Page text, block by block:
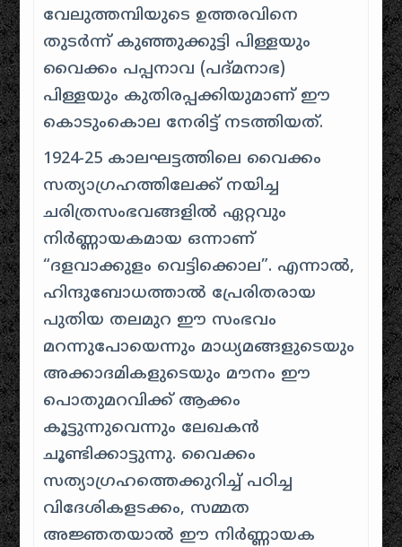
വേലുത്തമ്പിയുടെ ഉത്തരവിനെ
തുടർന്ന് കുഞ്ഞുക്കുട്ടി പിള്ളയും
വൈക്കം പപ്പനാവ (പദ്മനാഭ)
പിള്ളയും കുതിരപ്പക്കിയുമാണ് ഈ
കൊടുംകൊല നേരിട്ട് നടത്തിയത്.
1924-25 കാലഘട്ടത്തിലെ വൈക്കം
സത്യാഗ്രഹത്തിലേക്ക് നയിച്ച
ചരിത്രസംഭവങ്ങളിൽ ഏറ്റവും
നിർണ്ണായകമായ ഒന്നാണ്
“ദളവാക്കുളം വെട്ടിക്കൊല”. എന്നാൽ,
ഹിന്ദുബോധത്താൽ പ്രേരിതരായ
പുതിയ തലമുറ ഈ സംഭവം
മറന്നുപോയെന്നും മാധ്യമങ്ങളുടെയും
അക്കാദമികളുടെയും മൗനം ഈ
പൊതുമറവിക്ക് ആക്കം
കൂട്ടുന്നുവെന്നും ലേഖകൻ
ചൂണ്ടിക്കാട്ടുന്നു. വൈക്കം
സത്യാഗ്രഹത്തെക്കുറിച്ച് പഠിച്ച
വിദേശികളടക്കം, സമ്മത
അജ്ഞതയാൽ ഈ നിർണ്ണായക